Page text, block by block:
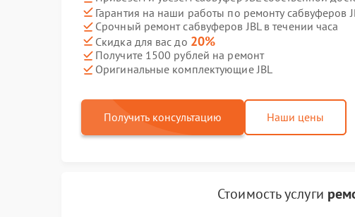
Гарантия на наши работы по ремонту сабвуферов
Срочный ремонт сабвуферов JBL в течении часа
Скидка для вас до 20%
Получите 1500 рублей на ремонт
Оригинальные комплектующие JBL
Получить консультацию Наши цены
Стоимость услуги